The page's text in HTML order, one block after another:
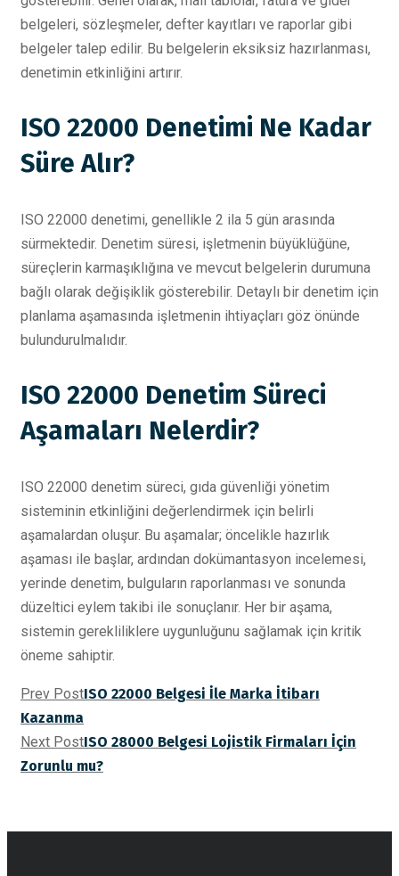
belgeleri, sözleşmeler, defter kayıtları ve raporlar gibi
belgeler talep edilir. Bu belgelerin eksiksiz hazırlanması,
denetimin etkinliğini artırır.
ISO 22000 Denetimi Ne Kadar
Süre Alır?
ISO 22000 denetimi, genellikle 2 ila 5 gün arasında
sürmektedir. Denetim süresi, işletmenin büyüklüğüne,
süreçlerin karmaşıklığına ve mevcut belgelerin durumuna
bağlı olarak değişiklik gösterebilir. Detaylı bir denetim için
planlama aşamasında işletmenin ihtiyaçları göz önünde
bulundurulmalıdır.
ISO 22000 Denetim Süreci
Aşamaları Nelerdir?
ISO 22000 denetim süreci, gıda güvenliği yönetim
sisteminin etkinliğini değerlendirmek için belirli
aşamalardan oluşur. Bu aşamalar; öncelikle hazırlık
aşaması ile başlar, ardından dokümantasyon incelemesi,
yerinde denetim, bulguların raporlanması ve sonunda
düzeltici eylem takibi ile sonuçlanır. Her bir aşama,
sistemin gerekliliklere uygunluğunu sağlamak için kritik
öneme sahiptir.
Prev PostISO 22000 Belgesi İle Marka İtibarı
Kazanma
Next PostISO 28000 Belgesi Lojistik Firmaları İçin
Zorunlu mu?